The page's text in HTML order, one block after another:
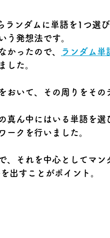
ンダムに単語を1つ選
う発想法です。
かったので、
ランダム単
した。
おいて、その周りをその
真ん中にはいる単語を選
ークを行いました。
、それを中心としてマン
出すことがポイント。